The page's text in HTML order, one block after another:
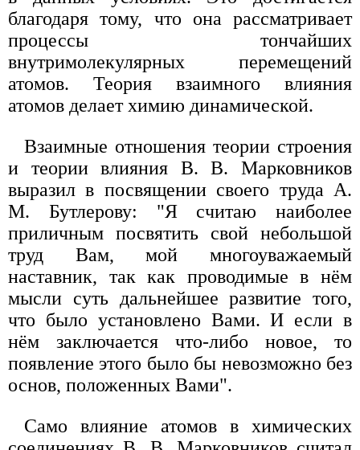
благодаря тому, что она рассматривает
процессы тончайших
внутримолекулярных перемещений
атомов. Теория взаимного влияния
атомов делает химию динамической.
Взаимные отношения теории строения
и теории влияния В. В. Марковников
выразил в посвящении своего труда А.
М. Бутлерову: "Я считаю наиболее
приличным посвятить свой небольшой
труд Вам, мой многоуважаемый
наставник, так как проводимые в нём
мысли суть дальнейшее развитие того,
что было установлено Вами. И если в
нём заключается что-либо новое, то
появление этого было бы невозможно без
основ, положенных Вами".
Само влияние атомов в химических